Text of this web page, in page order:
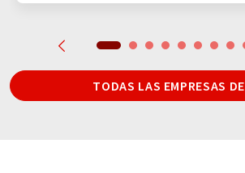
TODAS LAS EMPRESAS DE